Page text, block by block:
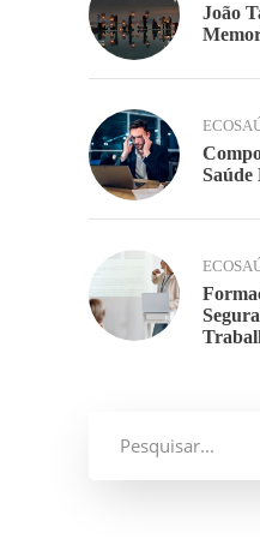
João
Saúde